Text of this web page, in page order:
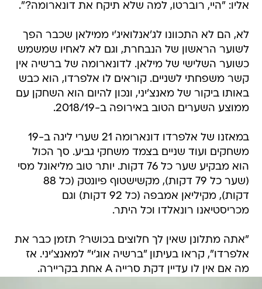
אליו: "היי, רוברטו, למה שלא תיקח את דונארומה?".
לא, הם לא התכוונו לג'אנלואיג'י ממילאן שכבר הפך
לשוער הראשון של הנבחרת, וגם לא לאחיו שמשמש
כשוער השלישי של מילאן. לדונארומה של ברשיה אין
קשר משפחתי לשניים. קוראים לו אלפרדו, הוא כבש
באותו ביקור של מאנצ'יני, ונכון להיום הוא השחקן עם
ממוצע השערים הטוב באירופה ב-2018/19.
במאזנו של אלפרדו דונארומה 21 שערי ליגה ב-19
משחקים ועוד שניים בצמד משחקי גביע. סך הכול
הוא מבקיע שער כל 76 דקות. יותר טוב מליאונל מסי
(שער כל 79 דקות), מקשישטוף פיונטק (כל 88
דקות), מקיליאן אמבפה (כל 92 דקות) וגם
מכריסטיאנו רונאלדו וכל היתר.
"אתה מתלונן שאין לך חלוצים בכושר? תזמן כבר את
אלפרדו", קראו בעיתון "ברשיה אוג'י" למאנצ'יני. אז
מה אם אין לו עדיין דקת סרייה A אחת בקריירה.